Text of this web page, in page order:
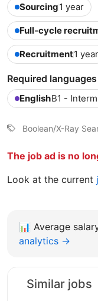
Sourcing1 year
Full-cycle
Recruitment1 year
Required languages
EnglishB1 -
Boolean/X-Ray
The job ad is no
Look at the current
📊 Average
analytics →
Similar jobs